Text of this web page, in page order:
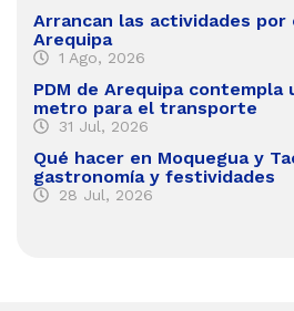
Arrancan las actividades por
Arequipa
1 Ago, 2026
PDM de Arequipa contempla
metro para el transporte
31 Jul, 2026
Qué hacer en Moquegua y
gastronomía y festividades
28 Jul, 2026